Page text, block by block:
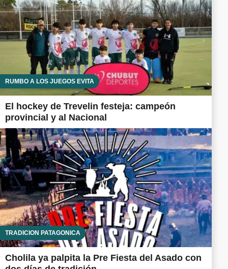
RUMBO A LOS JUEGOS EVITA
El hockey de Trevelin festeja: campeón
provincial y al Nacional
TRADICIÓN PATAGÓNICA
Cholila ya palpita la Pre Fiesta del Asado con